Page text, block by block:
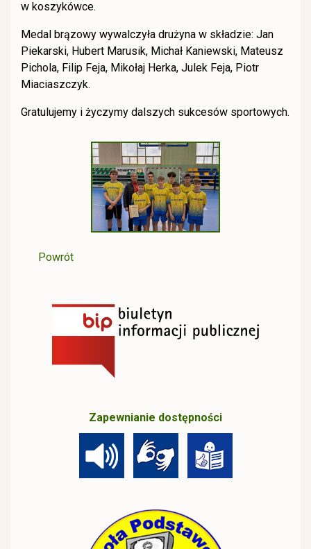
w koszykówce.
Medal brązowy wywalczyła drużyna w składzie: Jan
Piekarski, Hubert Marusik, Michał Kaniewski, Mateusz
Pichola, Filip Feja, Mikołaj Herka, Julek Feja, Piotr
Miaciaszczyk.
Gratulujemy i życzymy dalszych sukcesów sportowych.
Powrót
Zapewnianie dostępności